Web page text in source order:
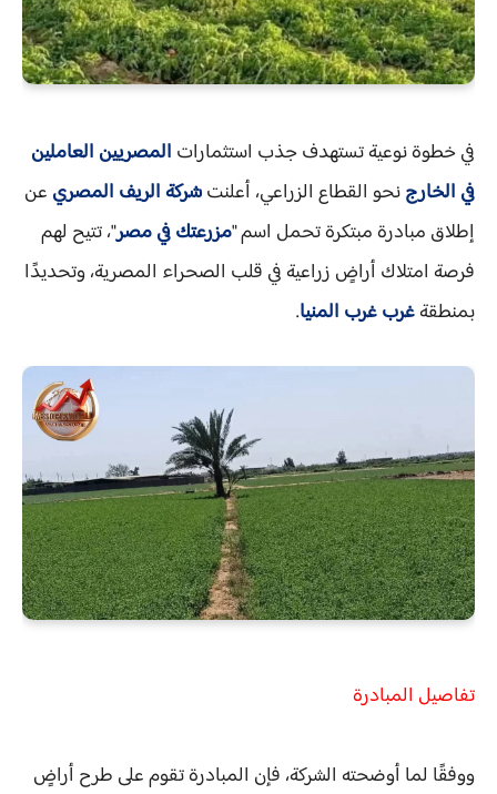
في خطوة نوعية تستهدف جذب استثمارات المصريين العاملين
في الخارجنحو القطاع الزراعي، أعلنتشركة الريف المصري عن
إطلاق مبادرة مبتكرة تحمل اسم "مزرعتك في مصر"، تتيح لهم
فرصة امتلاك أراضٍ زراعية في قلب الصحراء المصرية، وتحديدًا
بمنطقةغرب غرب المنيا.
تفاصيل المبادرة
ووفقًا لما أوضحته الشركة، فإن المبادرة تقوم على طرح أراضٍ